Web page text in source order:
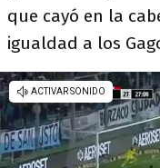
que cayó en la
igualdad a los